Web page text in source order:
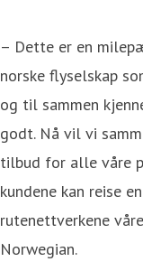
– Dette er en
norske flyselskap
og til sammen
godt. Nå vil vi
tilbud for alle våre
kundene kan reise
rutenettverkene
Norwegian.